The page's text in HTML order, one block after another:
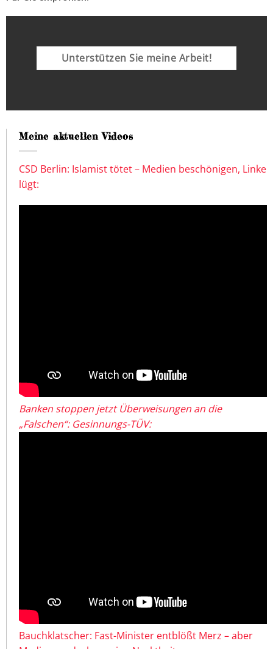
Unterstützen Sie meine Arbeit!
Meine aktuellen Videos
CSD Berlin: Islamist tötet – Medien beschönigen, Linke
lügt:
Banken stoppen jetzt Überweisungen an die
„Falschen“: Gesinnungs-TÜV:
Bauchklatscher: Fast-Minister entblößt Merz – aber